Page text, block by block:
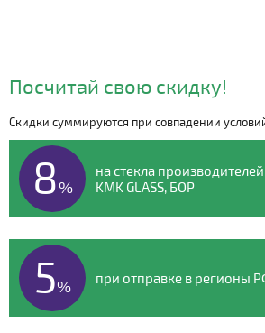
Видео о
Посчитай свою скидку!
Скидки суммируются при совпадении
8%
на стекла
KMK GLASS, БОР
5% при отправке в регионы